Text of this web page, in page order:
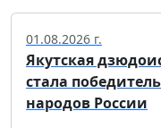
01.08.2026 г.
Якутская
стала
народов России